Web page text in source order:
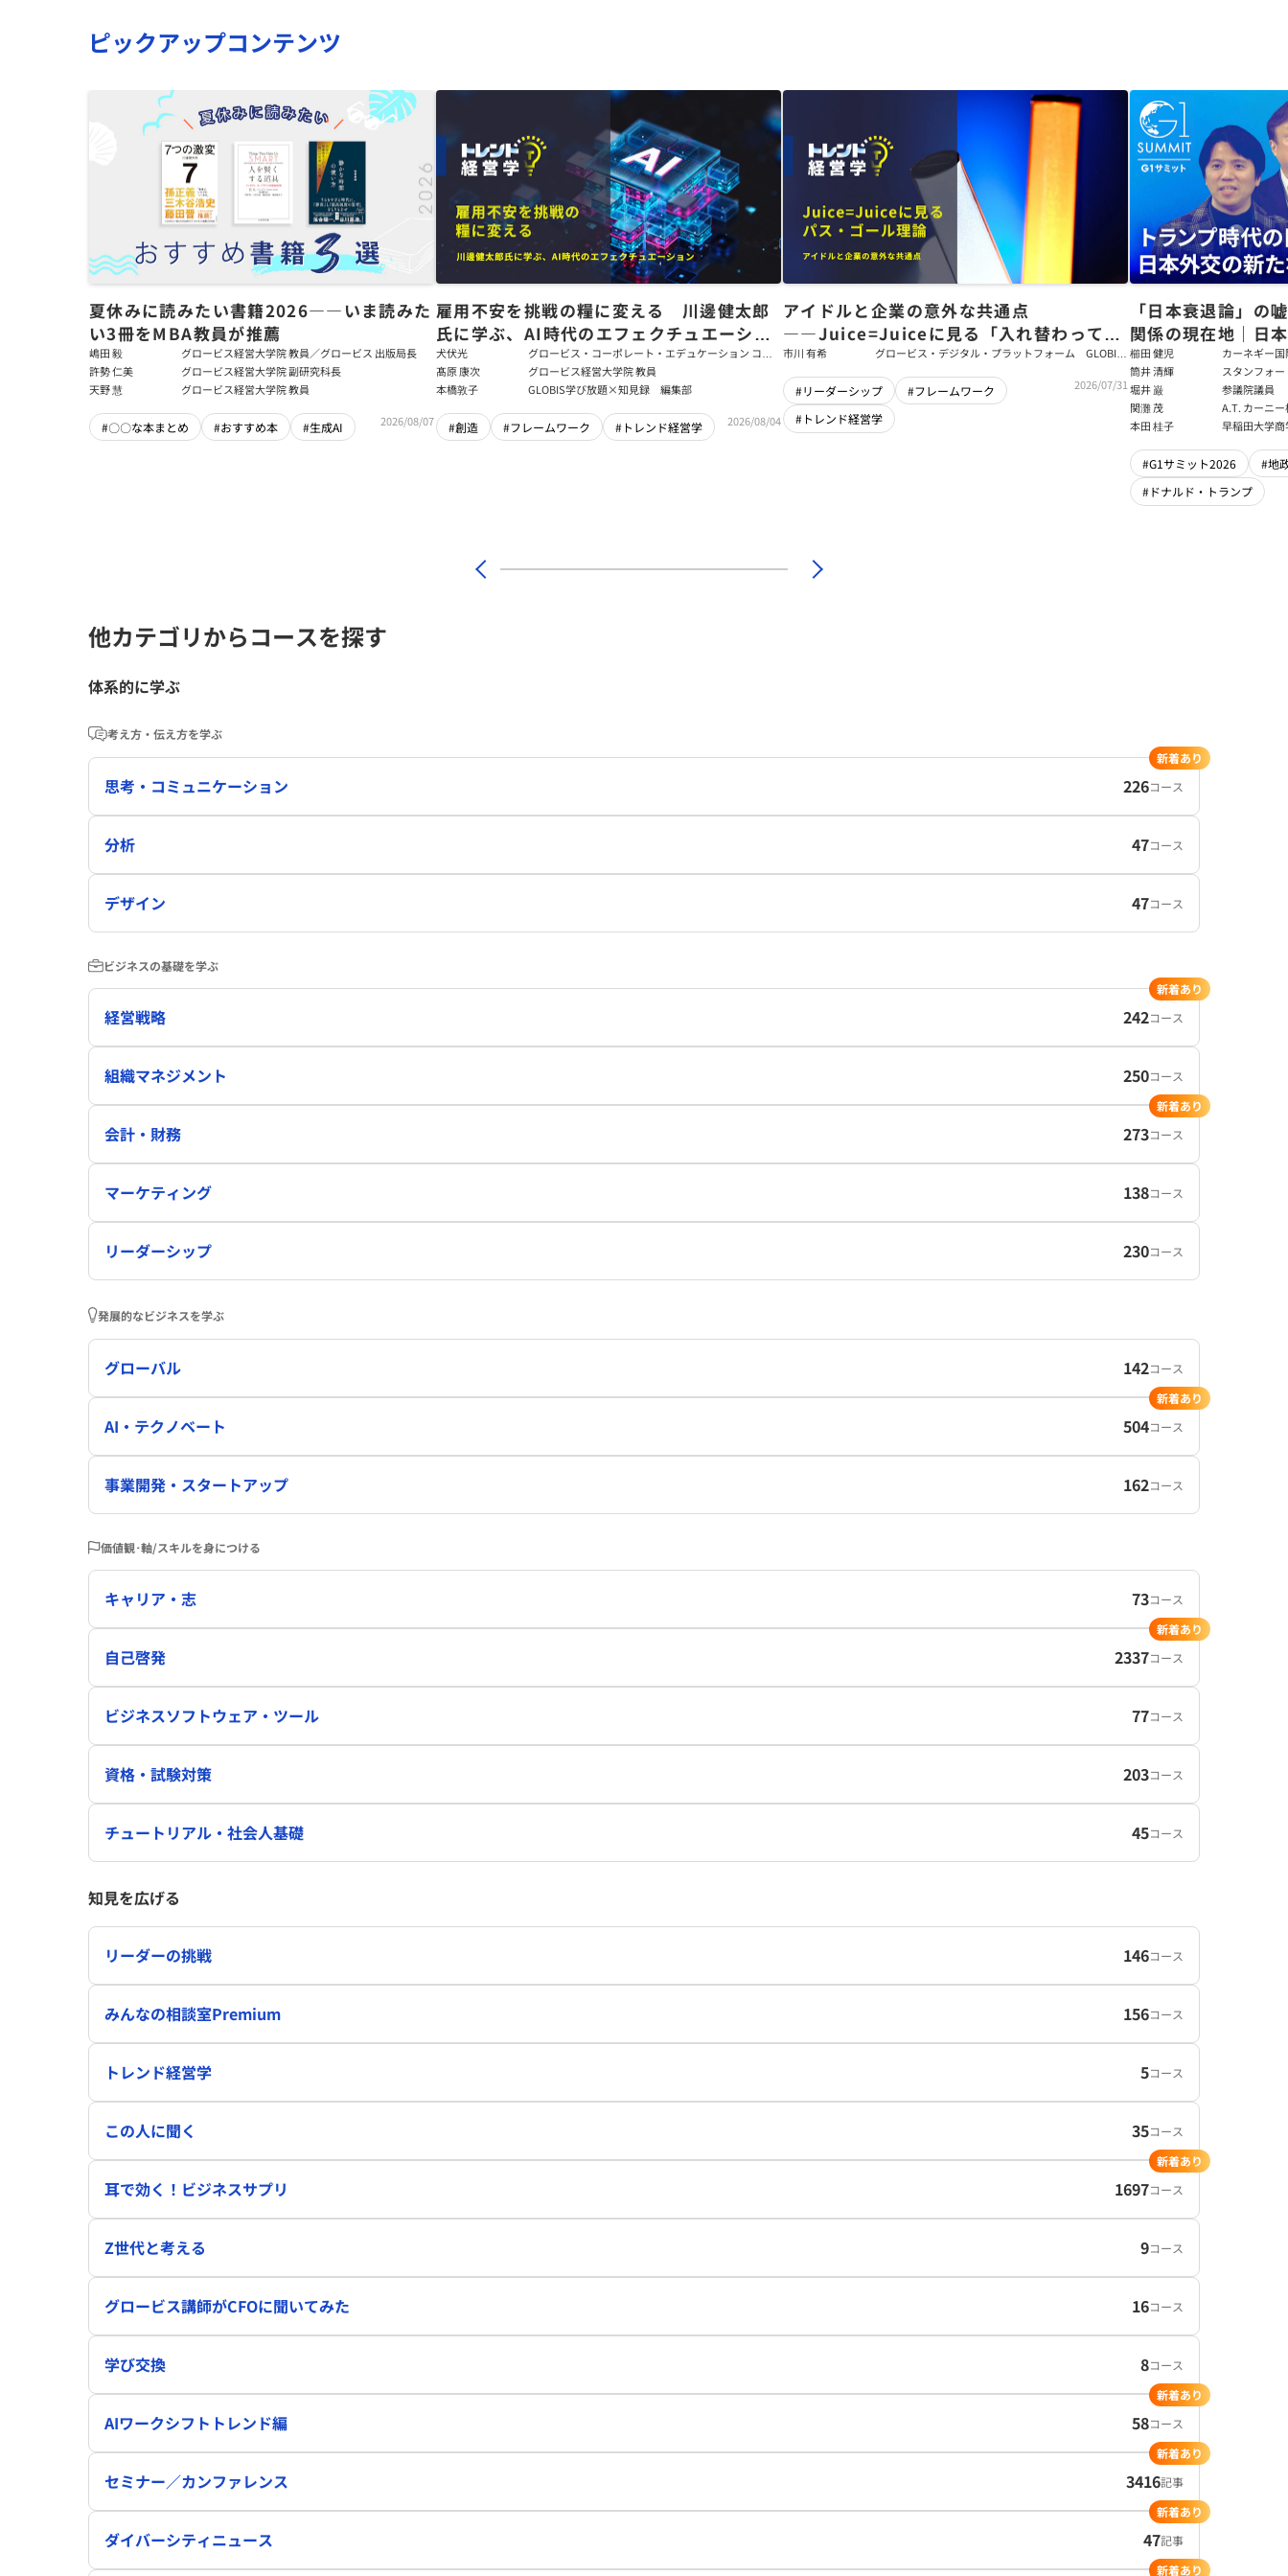
ピックアップコンテンツ
夏休みに読みたい書籍2026――いま読みた
い3冊をMBA教員が推薦
嶋田 毅
グロービス経営大学院 教員／グロービス 出版局長
許勢 仁美
グロービス経営大学院 副研究科長
天野 慧
グロービス経営大学院 教員
#〇〇な本まとめ #おすすめ本 #生成AI 2026/08/07
雇用不安を挑戦の糧に変える 川邊健太郎
氏に学ぶ、AI時代のエフェクチュエーショ
ン
犬伏光
グロービス・コーポレート・エデュケーション コー
ポレート・ソリューション・チーム コンサルタント
髙原 康次
グロービス経営大学院 教員
本橋敦子
GLOBIS学び放題×知見録 編集部
#創造 #フレームワーク #トレンド経営学 2026/08/04
アイドルと企業の意外な共通点
――Juice=Juiceに見る「入れ替わっても
強いチーム」をつくるパス・ゴール理論
市川 有希
グロービス・デジタル・プラットフォーム GLOBIS
#リーダーシップ
#フレームワーク
#トレンド経営学
2026/07/31
「日本衰退論」の
関係の現在地｜日
戦略【櫛田健児×
輝】
櫛田 健児
カーネギー
ラムディレ
筒井 清輝
スタンフォ
大学アジア
フェロー
堀井 巌
参議院議員
関灘 茂
A.T. カーニ
本法人会長
本田 桂子 早稲田大学
#G1サミット2026
#地
#ドナルド・トランプ
他カテゴリからコースを探す
体系的に学ぶ
考え方・伝え方を学ぶ
思考・コミュニケーション 226コース
新着あり
分析 47コース
デザイン 47コース
ビジネスの基礎を学ぶ
経営戦略 242コース
新着あり
組織マネジメント 250コース
会計・財務 273コース
新着あり
マーケティング 138コース
リーダーシップ 230コース
発展的なビジネスを学ぶ
グローバル 142コース
AI・テクノベート 504コース
新着あり
事業開発・スタートアップ 162コース
価値観･軸/スキルを身につける
キャリア・志 73コース
自己啓発 2337コース
新着あり
ビジネスソフトウェア・ツール 77コース
資格・試験対策 203コース
チュートリアル・社会人基礎 45コース
知見を広げる
リーダーの挑戦 146コース
みんなの相談室Premium 156コース
トレンド経営学 5コース
この人に聞く 35コース
耳で効く！ビジネスサプリ 1697コース
新着あり
Z世代と考える 9コース
グロービス講師がCFOに聞いてみた 16コース
学び交換 8コース
AIワークシフトトレンド編 58コース
新着あり
セミナー／カンファレンス 3416記事
新着あり
ダイバーシティニュース 47記事
新着あり
新着あり